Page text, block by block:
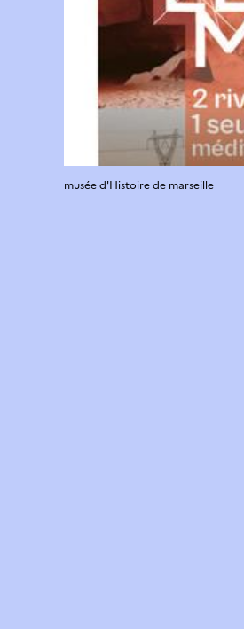
musée d'Histoire de marseille